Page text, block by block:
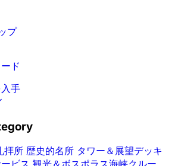
プ
ド
手
拝所 歴史的名所 タワー＆展望デッキ
ビス 観光＆ボスポラス海峡クルー